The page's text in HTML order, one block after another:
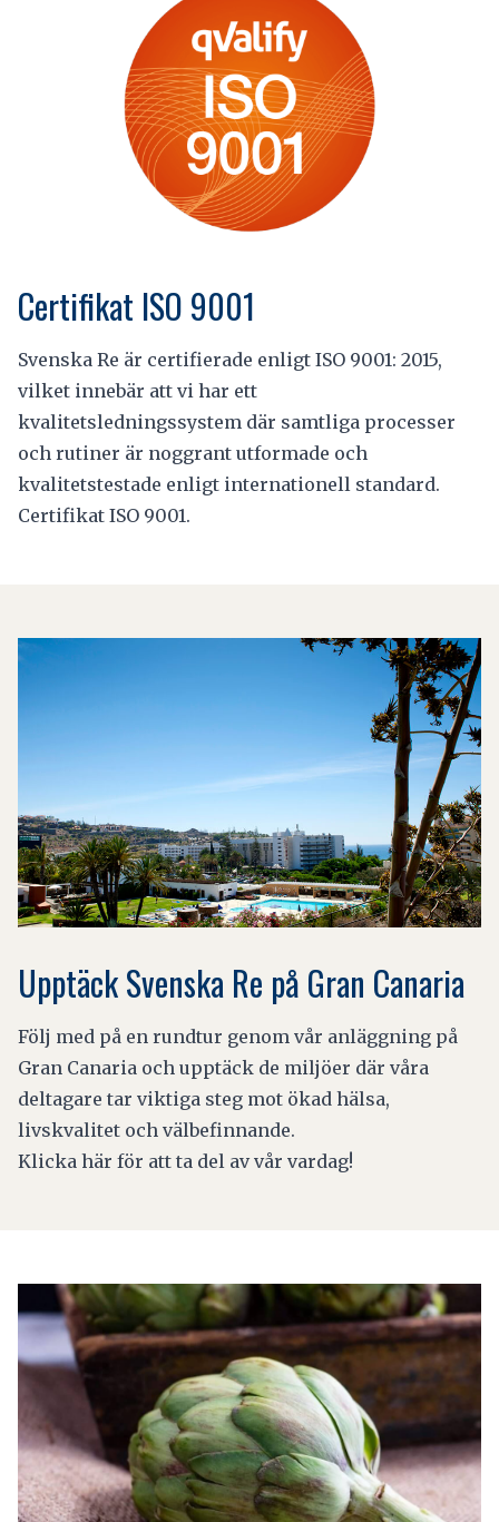
Certifikat ISO 9001
Svenska Re är certifierade enligt ISO 9001: 2015,
vilket innebär att vi har ett
kvalitetsledningssystem där samtliga processer
och rutiner är noggrant utformade och
kvalitetstestade enligt internationell standard.
Certifikat ISO 9001.
Upptäck Svenska Re på Gran Canaria
Följ med på en rundtur genom vår anläggning på
Gran Canaria och upptäck de miljöer där våra
deltagare tar viktiga steg mot ökad hälsa,
livskvalitet och välbefinnande.
Klicka här för att ta del av vår vardag!